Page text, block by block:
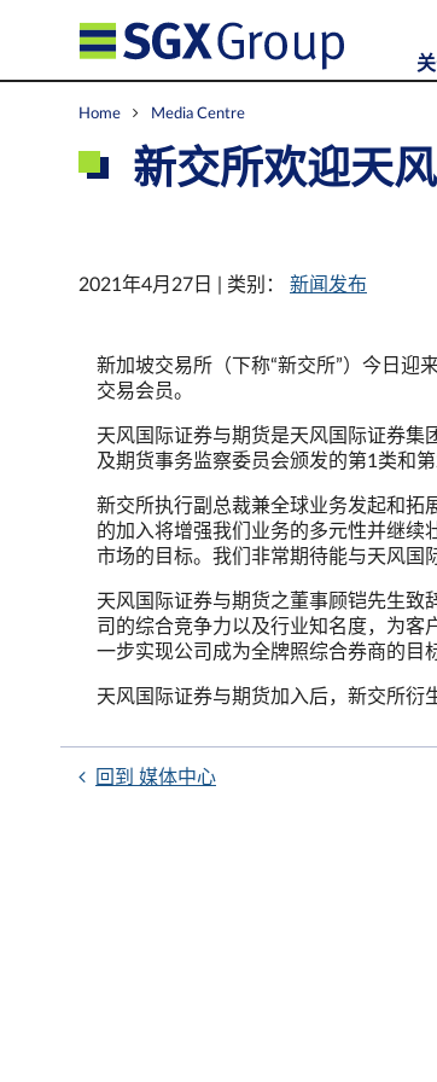
Home Media Centre
新交所欢迎天
2021年4月27日 | 类别： 新闻发布
新加坡交易所（下称“新交所”）今日迎
交易会员。
天风国际证券与期货是天风国际证券集
及期货事务监察委员会颁发的第1类和
新交所执行副总裁兼全球业务发起和拓
的加入将增强我们业务的多元性并继
市场的目标。我们非常期待能与天风国
天风国际证券与期货之董事顾铠先生致
司的综合竞争力以及行业知名度，为客
一步实现公司成为全牌照综合券商的目
天风国际证券与期货加入后，新交所衍
回到 媒体中心